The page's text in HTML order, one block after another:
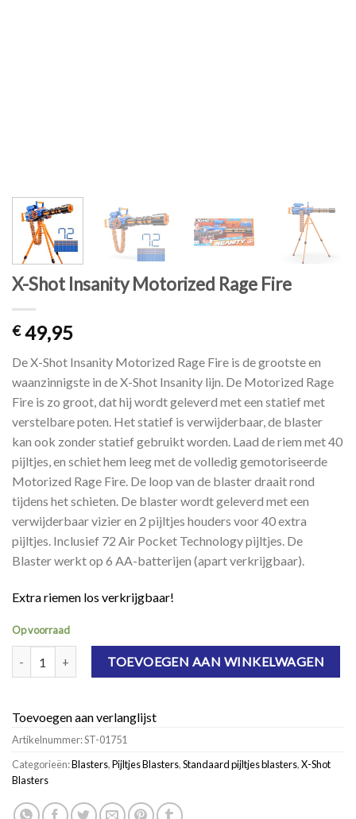
X-Shot Insanity Motorized Rage Fire
€49,95
De X-Shot Insanity Motorized Rage Fire is de grootste en
waanzinnigste in de X-Shot Insanity lijn. De Motorized Rage
Fire is zo groot, dat hij wordt geleverd met een statief met
verstelbare poten. Het statief is verwijderbaar, de blaster
kan ook zonder statief gebruikt worden. Laad de riem met 40
pijltjes, en schiet hem leeg met de volledig gemotoriseerde
Motorized Rage Fire. De loop van de blaster draait rond
tijdens het schieten. De blaster wordt geleverd met een
verwijderbaar vizier en 2 pijltjes houders voor 40 extra
pijltjes. Inclusief 72 Air Pocket Technology pijltjes. De
Blaster werkt op 6 AA-batterijen (apart verkrijgbaar).
Extra riemen los verkrijgbaar!
Op voorraad
X-Shot Insanity Motorized Rage Fire aantal
TOEVOEGEN AAN WINKELWAGEN
Toevoegen aan verlanglijst
Artikelnummer:ST-01751
Categorieën:Blasters,Pijltjes Blasters,Standaard pijltjes blasters,X-Shot
Blasters